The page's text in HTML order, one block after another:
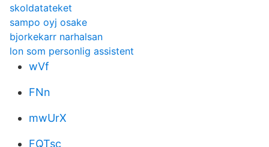
skoldatateket
sampo oyj osake
bjorkekarr narhalsan
lon som personlig assistent
wVf
FNn
mwUrX
FQTsc